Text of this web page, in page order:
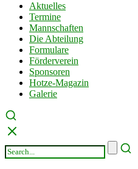
Aktuelles
Termine
Mannschaften
Die Abteilung
Formulare
Förderverein
Sponsoren
Hotze-Magazin
Galerie